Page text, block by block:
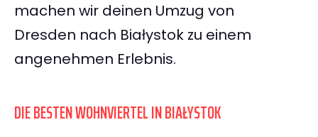
machen wir deinen Umzug von
Dresden nach Białystok zu einem
angenehmen Erlebnis.
DIE BESTEN WOHNVIERTEL IN BIAŁYSTOK